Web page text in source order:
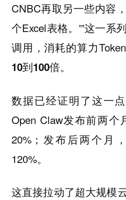
CNBC再取另一些内容
个Excel表格。'”这一系
调用，消耗的算力
10到100倍。
数据已经证明了这一
Open Claw发布前两个
20%；发布后两个月
120%。
这直接拉动了超大规模